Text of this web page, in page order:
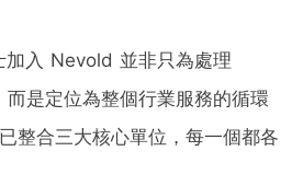
入 Nevold 並非只為處理
是定位為整個行業服務的循環
整合三大核心單位，每一個都各